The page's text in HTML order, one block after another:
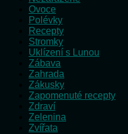
Ovoce
Polévky
Recepty
Stromky
Uklízení s Lunou
Zábava
Zahrada
Zákusky
Zapomenuté recepty
Zdraví
Zelenina
Zvířata